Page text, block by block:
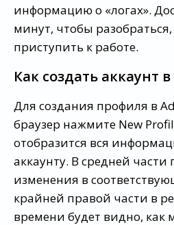
информацию о «логах».
минут, чтобы разобраться,
приступить к работе.
Как создать аккаунт
Для создания профиля в
браузер нажмите New
отобразится вся
аккаунту. В средней
изменения в
крайней правой части в
времени будет видно, как